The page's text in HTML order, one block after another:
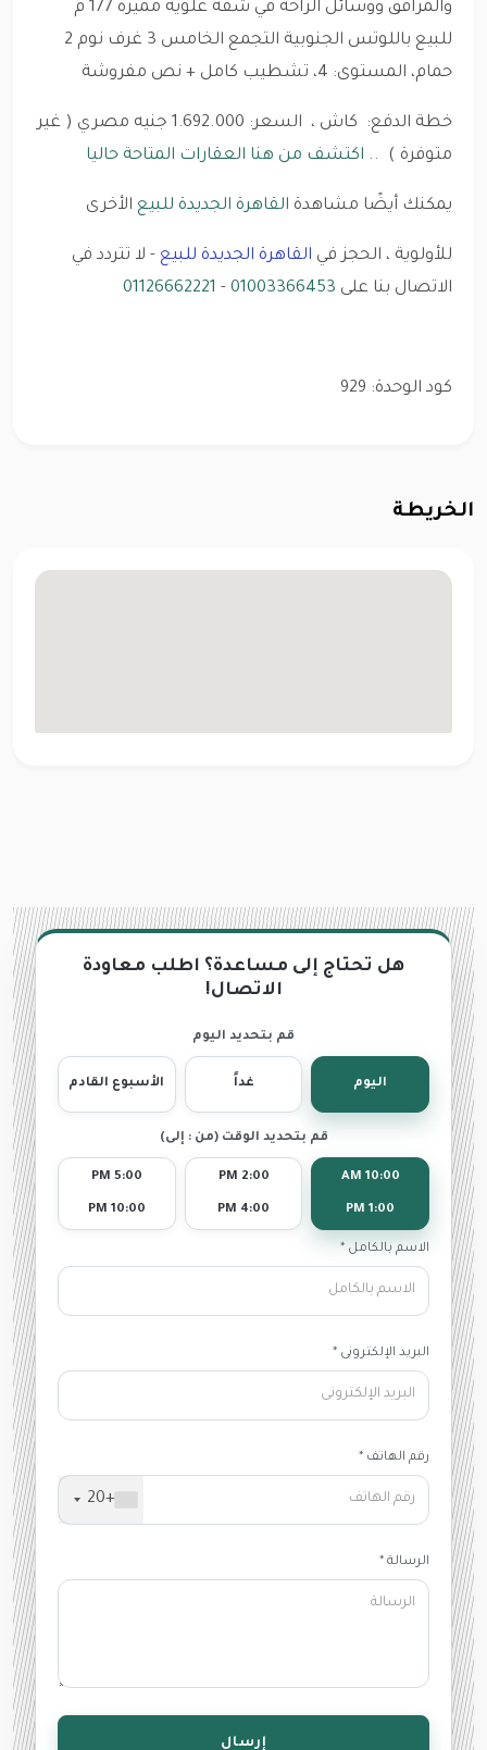
والمرافق ووسائل الراحة في شقة علوية مميزة 177 م
للبيع باللوتس الجنوبية التجمع الخامس 3 غرف نوم 2
حمام، المستوى: 4، تشطيب كامل + نص مفروشة
خطة الدفع: كاش ، السعر: 1.692.000 جنيه مصري ( غير
متوفرة ) .. اكتشف من هنا العقارات المتاحة حاليا
يمكنك أيضًا مشاهدة القاهرة الجديدة للبيع الأخرى
للأولوية ، الحجز في القاهرة الجديدة للبيع - لا تتردد في
الاتصال بنا على 01003366453
-
01126662221
كود الوحدة: 929
الخريطة
هل تحتاج إلى مساعدة؟ اطلب معاودة
الاتصال!
قم بتحديد اليوم
اليوم غداً الأسبوع القادم
قم بتحديد الوقت (من : إلى)
10:00 AM
1:00 PM
2:00 PM
4:00 PM
5:00 PM
10:00 PM
الاسم بالكامل *
البريد الإلكترونى *
رقم الهاتف *
+20
الرسالة *
إرسال